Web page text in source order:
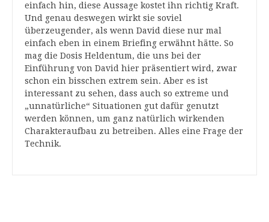
einfach hin, diese Aussage kostet ihn richtig Kraft.
Und genau deswegen wirkt sie soviel
überzeugender, als wenn David diese nur mal
einfach eben in einem Briefing erwähnt hätte. So
mag die Dosis Heldentum, die uns bei der
Einführung von David hier präsentiert wird, zwar
schon ein bisschen extrem sein. Aber es ist
interessant zu sehen, dass auch so extreme und
„unnatürliche“ Situationen gut dafür genutzt
werden können, um ganz natürlich wirkenden
Charakteraufbau zu betreiben. Alles eine Frage der
Technik.